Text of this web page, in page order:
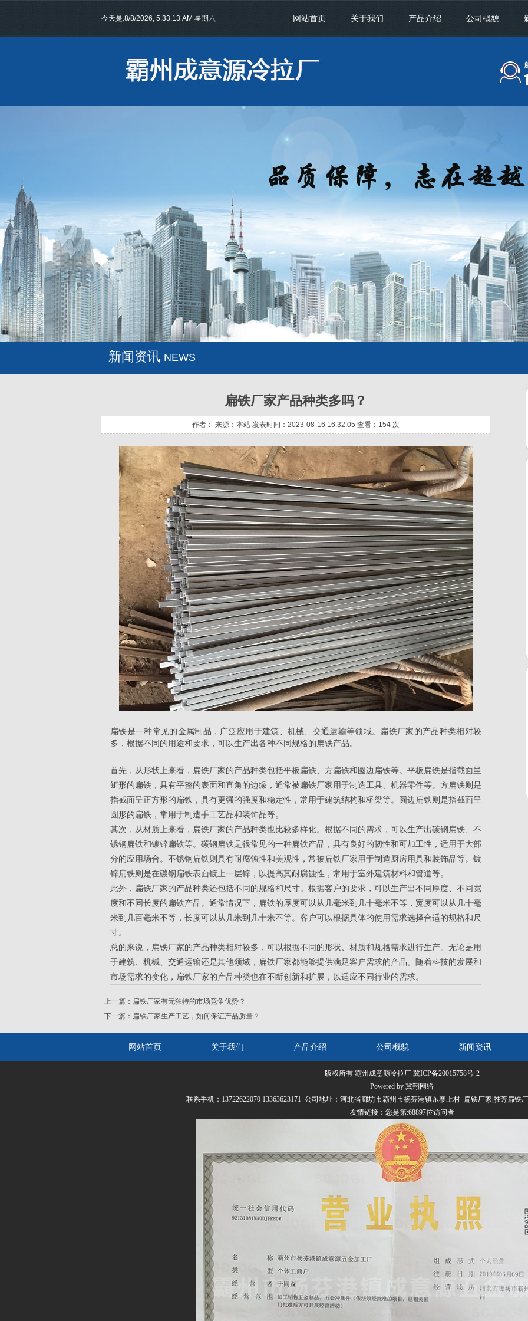
今天是:8/8/2026, 5:33:14 AM 星期六 网站首页 关于我们 产品介绍 公司概貌
新闻资讯 NEWS
扁铁厂家产品种类多吗？
作者： 来源：本站 发表时间：2023-08-16 16:32:05 查看： 154 次
扁铁是一种常见的金属制品，广泛应用于建筑、机械、交通运输等领域。扁铁厂家的产品种类相对较
多，根据不同的用途和要求，可以生产出各种不同规格的扁铁产品。
首先，从形状上来看，扁铁厂家的产品种类包括平板扁铁、方扁铁和圆边扁铁等。平板扁铁是指截面呈
矩形的扁铁，具有平整的表面和直角的边缘，通常被扁铁厂家用于制造工具、机器零件等。方扁铁则是
指截面呈正方形的扁铁，具有更强的强度和稳定性，常用于建筑结构和桥梁等。圆边扁铁则是指截面呈
圆形的扁铁，常用于制造手工艺品和装饰品等。
其次，从材质上来看，扁铁厂家的产品种类也比较多样化。根据不同的需求，可以生产出碳钢扁铁、不
锈钢扁铁和镀锌扁铁等。碳钢扁铁是很常见的一种扁铁产品，具有良好的韧性和可加工性，适用于大部
分的应用场合。不锈钢扁铁则具有耐腐蚀性和美观性，常被扁铁厂家用于制造厨房用具和装饰品等。镀
锌扁铁则是在碳钢扁铁表面镀上一层锌，以提高其耐腐蚀性，常用于室外建筑材料和管道等。
此外，扁铁厂家的产品种类还包括不同的规格和尺寸。根据客户的要求，可以生产出不同厚度、不同宽
度和不同长度的扁铁产品。通常情况下，扁铁的厚度可以从几毫米到几十毫米不等，宽度可以从几十毫
米到几百毫米不等，长度可以从几米到几十米不等。客户可以根据具体的使用需求选择合适的规格和尺
寸。
总的来说，扁铁厂家的产品种类相对较多，可以根据不同的形状、材质和规格需求进行生产。无论是用
于建筑、机械、交通运输还是其他领域， 扁铁厂家都能够提供满足客户需求的产品。随着科技的发展和
市场需求的变化，扁铁厂家的产品种类也在不断创新和扩展，以适应不同行业的需求。
上一篇： 扁铁厂家有无独特的市场竞争优势？
下一篇： 扁铁厂家生产工艺，如何保证产品质量？
网站首页 关于我们 产品介绍 公司概貌 新闻资讯
版权所有 霸州成意源冷拉厂 冀ICP备20015758号-2
Powered by 冀翔网络
联系手机：13722622070 13363623171 公司地址：河北省廊坊市霸州市杨芬港镇东寨上村 扁铁厂家|胜芳扁铁
友情链接： 您是第:68897位访问者